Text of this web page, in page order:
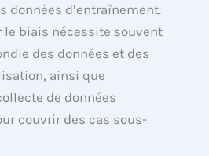
données d’entraînement.
biais nécessite souvent
des données et des
ainsi que
de données
couvrir des cas sous-